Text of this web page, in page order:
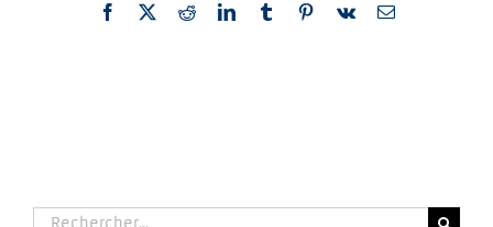
Facebook
X RedditLinkedInTumblrPinterest
Vk Email
Rechercher: